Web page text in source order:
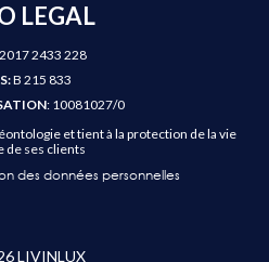
LEGAL
2433 228
B 215 833
: 10081027/0
et tient à la protection de la vie
de ses clients
des données personnelles
LIVINLUX